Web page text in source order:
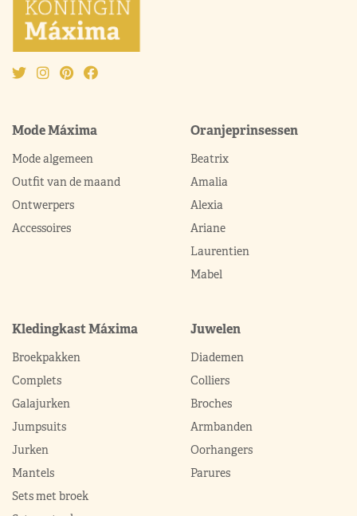
Mode Máxima
Mode algemeen
Outfit van de maand
Ontwerpers
Accessoires
Oranjeprinsessen
Beatrix
Amalia
Alexia
Ariane
Laurentien
Mabel
Kledingkast Máxima
Broekpakken
Complets
Galajurken
Jumpsuits
Jurken
Mantels
Sets met broek
Juwelen
Diademen
Colliers
Broches
Armbanden
Oorhangers
Parures